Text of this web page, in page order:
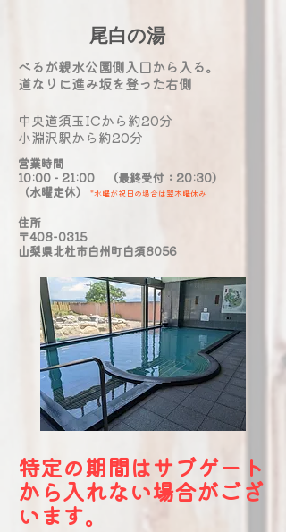
​尾白の湯
べるが親水公園側入口から入る。
​道なりに進み坂を登った右側
中央道須玉ICから約20分
小淵沢駅から約20分
営業時間
10:00 - 21:00 （最終受付：20:30）
（水曜定休）
*水曜が祝日の場合は翌木曜休み
​住所
〒408-0315
山梨県北杜市白州町白須8056
​特定の期間はサブゲート
から入れない場合がござ
います。